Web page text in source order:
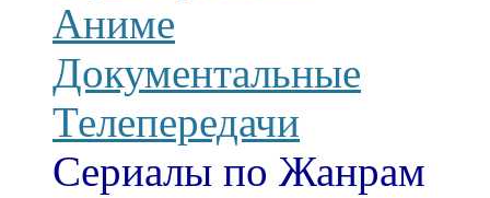
Аниме
Документальные
Телепередачи
Сериалы по Жанрам